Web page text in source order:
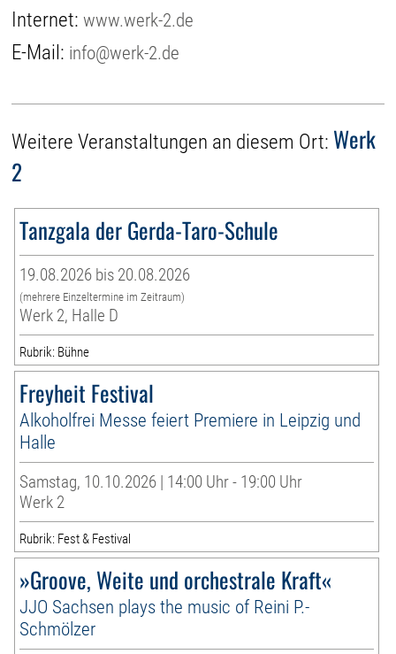
Internet:www.werk-2.de
E-Mail: info@werk-2.de
Weitere Veranstaltungen an diesem Ort: Werk
2
Tanzgala der Gerda-Taro-Schule
19.08.2026 bis 20.08.2026
(mehrere Einzeltermine im Zeitraum)
Werk 2, Halle D
Rubrik: Bühne
Freyheit Festival
Alkoholfrei Messe feiert Premiere in Leipzig und
Halle
Samstag, 10.10.2026 | 14:00 Uhr - 19:00 Uhr
Werk 2
Rubrik: Fest & Festival
»Groove, Weite und orchestrale Kraft«
JJO Sachsen plays the music of Reini P.-
Schmölzer